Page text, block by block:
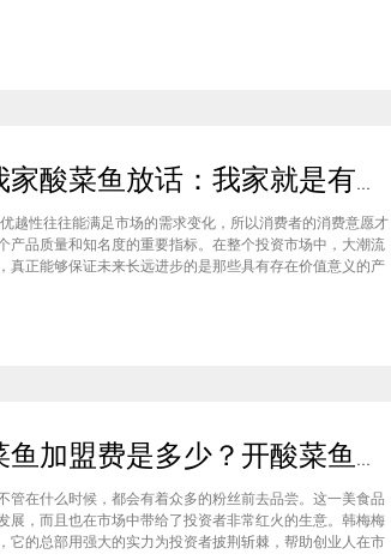
？这个开到哪火到哪的牌子，可是让人很是心动。现在就跟
荷塘码头我家酸菜鱼放话：我家就是有实力
往能满足市场的需求变化，所以消费者的消费意愿才
产品质量和知名度的重要指标。在整个投资市场中，大潮流
真正能够保证未来长远进步的是那些具有存在价值意义的产
二三线品牌急需压力刺激。作为一线品牌的荷塘码头在酸菜
韩梅梅酸菜鱼加盟费是多少？开酸菜鱼店生意怎么样？
管在什么时候，都会有着众多的粉丝前去品尝。这一美食品
展，而且也在市场中带给了投资者非常红火的生意。韩梅梅
它的总部用强大的实力为投资者披荆斩棘，帮助创业人在市